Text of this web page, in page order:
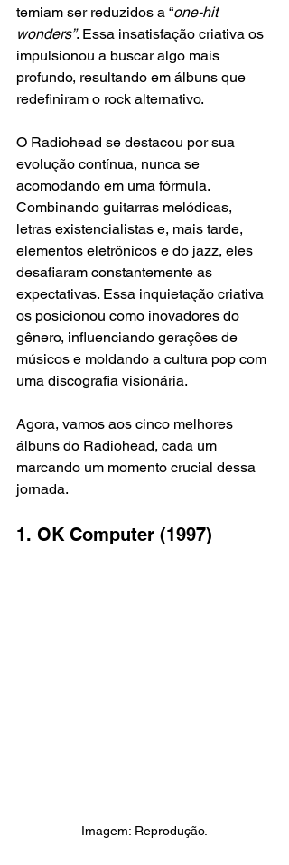
temiam ser reduzidos a “one-hit
wonders”. Essa insatisfação criativa os
impulsionou a buscar algo mais
profundo, resultando em álbuns que
redefiniram o rock alternativo.
O Radiohead se destacou por sua
evolução contínua, nunca se
acomodando em uma fórmula.
Combinando guitarras melódicas,
letras existencialistas e, mais tarde,
elementos eletrônicos e do jazz, eles
desafiaram constantemente as
expectativas. Essa inquietação criativa
os posicionou como inovadores do
gênero, influenciando gerações de
músicos e moldando a cultura pop com
uma discografia visionária.
Agora, vamos aos cinco melhores
álbuns do Radiohead, cada um
marcando um momento crucial dessa
jornada.
1. OK Computer (1997)
Imagem: Reprodução.